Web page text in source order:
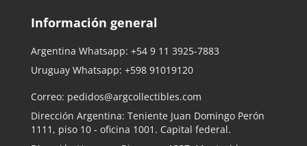
Información general
Argentina Whatsapp: +54 9 11 3925-7883
Uruguay Whatsapp: +598 91019120
Correo: pedidos@argcollectibles.com
Dirección Argentina: Teniente Juan Domingo Perón
1111, piso 10 - oficina 1001. Capital federal.